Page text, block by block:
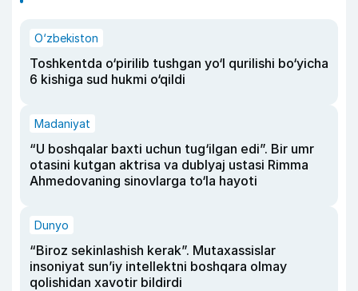
O‘zbekiston
Toshkentda o‘pirilib tushgan yo‘l qurilishi bo‘yicha
6 kishiga sud hukmi o‘qildi
Madaniyat
“U boshqalar baxti uchun tug‘ilgan edi”. Bir umr
otasini kutgan aktrisa va dublyaj ustasi Rimma
Ahmedovaning sinovlarga to‘la hayoti
Dunyo
“Biroz sekinlashish kerak”. Mutaxassislar
insoniyat sun’iy intellektni boshqara olmay
qolishidan xavotir bildirdi